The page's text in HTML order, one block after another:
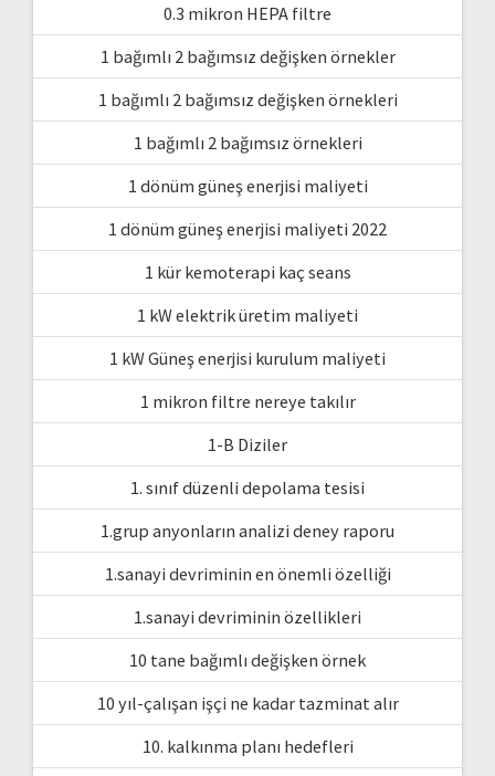
0.3 mikron HEPA filtre
1 bağımlı 2 bağımsız değişken örnekler
1 bağımlı 2 bağımsız değişken örnekleri
1 bağımlı 2 bağımsız örnekleri
1 dönüm güneş enerjisi maliyeti
1 dönüm güneş enerjisi maliyeti 2022
1 kür kemoterapi kaç seans
1 kW elektrik üretim maliyeti
1 kW Güneş enerjisi kurulum maliyeti
1 mikron filtre nereye takılır
1-B Diziler
1. sınıf düzenli depolama tesisi
1.grup anyonların analizi deney raporu
1.sanayi devriminin en önemli özelliği
1.sanayi devriminin özellikleri
10 tane bağımlı değişken örnek
10 yıl-çalışan işçi ne kadar tazminat alır
10. kalkınma planı hedefleri